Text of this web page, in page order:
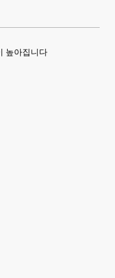
높아집니다